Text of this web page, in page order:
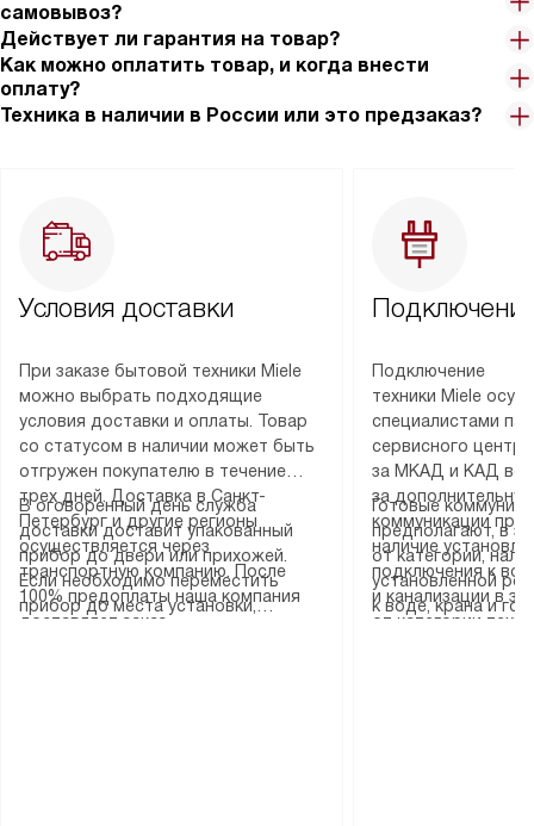
самовывоз?
Действует ли гарантия на товар?
Как можно оплатить товар, и когда внести
оплату?
Техника в наличии в России или это предзаказ?
Условия доставки
При заказе бытовой техники Miele
можно выбрать подходящие
условия доставки и оплаты. Товар
со статусом в наличии может быть
отгружен покупателю в течение
трех дней. Доставка в Санкт-
Петербург и другие регионы
осуществляется через
транспортную компанию. После
100% предоплаты наша компания
доставляет заказ
В оговоренный день служба
доставки доставит упакованный
прибор до двери или прихожей.
Если необходимо переместить
прибор до места установки,
Подключение
техники Miele
специалистами
сервисного
за МКАД и КАД
за
коммуникации
наличие
подключения к
и канализации в
от категории
Готовые
предполагают, в
от категории,
установленной
к воде, крана и